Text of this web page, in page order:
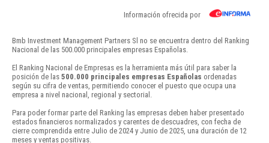
Información ofrecida por
Bmb Investment Management Partners Sl no se encuentra dentro del Ranking
Nacional de las 500.000 principales empresas Españolas.
El Ranking Nacional de Empresas es la herramienta más útil para saber la
posición de las 500.000 principales empresas Españolas ordenadas
según su cifra de ventas, permitiendo conocer el puesto que ocupa una
empresa a nivel nacional, regional y sectorial.
Para poder formar parte del Ranking las empresas deben haber presentado
estados financieros normalizados y carentes de descuadres, con fecha de
cierre comprendida entre Julio de 2024 y Junio de 2025, una duración de 12
meses y ventas positivas.